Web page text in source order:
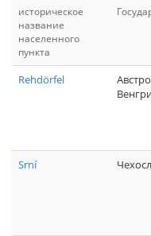
историческое
название
населенного
пункта
Rehdörfel
Srní